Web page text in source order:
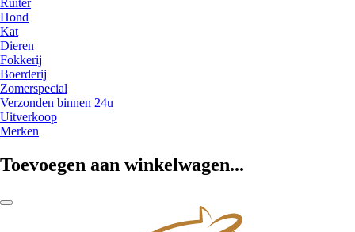
Ruiter
Hond
Kat
Dieren
Fokkerij
Boerderij
Zomerspecial
Verzonden binnen 24u
Uitverkoop
Merken
Toevoegen aan winkelwagen...